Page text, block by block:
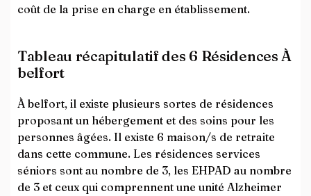
coût de la prise en charge en établissement.
Tableau récapitulatif des 6 Résidences À
belfort
À belfort, il existe plusieurs sortes de résidences
proposant un hébergement et des soins pour les
personnes âgées. Il existe 6 maison/s de retraite
dans cette commune. Les résidences services
séniors sont au nombre de 3, les EHPAD au nombre
de 3 et ceux qui comprennent une unité Alzheimer